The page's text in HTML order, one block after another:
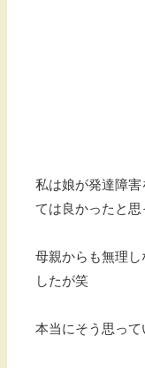
私は娘が発達障
ては良かったと思
母親からも無理
したが笑
本当にそう思って